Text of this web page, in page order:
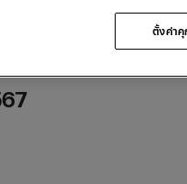
างเช่น ความเชื่อเรื่องสีกับวันเ
ปัจจุบัน ดังนั้นก่อนออกรถใหม่
ตั้งค่า